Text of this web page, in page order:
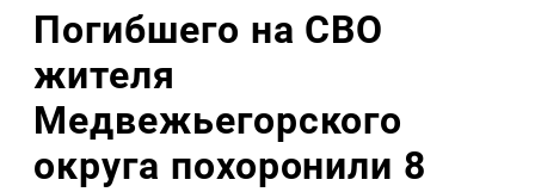
Погибшего на СВО
жителя
Медвежьегорского
округа похоронили 8